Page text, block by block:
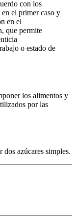
con los
el primer caso y
en el
que permite
o estado de
los alimentos y
por las
azúcares simples.